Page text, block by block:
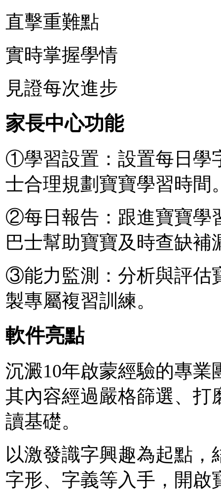
直擊重難點
實時掌握學情
見證每次進步
家長中心功能
①學習設置：設置每日學
士合理規劃寶寶學習時間
②每日報告：跟進寶寶學
巴士幫助寶寶及時查缺補
③能力監測：分析與評估
製專屬複習訓練。
軟件亮點
沉澱10年啟蒙經驗的專業
其內容經過嚴格篩選、打
讀基礎。
以激發識字興趣為起點
字形、字義等入手，開啟